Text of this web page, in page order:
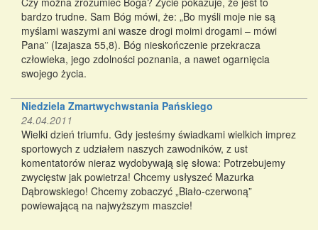
bardzo trudne. Sam Bóg mówi, że: „Bo myśli moje nie są
myślami waszymi ani wasze drogi moimi drogami – mówi
Pana” (Izajasza 55,8). Bóg nieskończenie przekracza
człowieka, jego zdolności poznania, a nawet ogarnięcia
swojego życia.
Niedziela Zmartwychwstania Pańskiego
24.04.2011
Wielki dzień triumfu. Gdy jesteśmy świadkami wielkich imprez
sportowych z udziałem naszych zawodników, z ust
komentatorów nieraz wydobywają się słowa: Potrzebujemy
zwycięstw jak powietrza! Chcemy usłyszeć Mazurka
Dąbrowskiego! Chcemy zobaczyć „Biało-czerwoną”
powiewającą na najwyższym maszcie!